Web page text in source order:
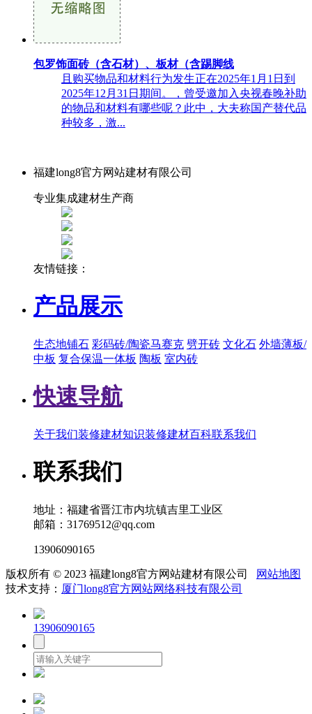
包罗饰面砖（含石材）、板材（含踢脚线
且购买物品和材料行为发生正在2025年1月1日到
2025年12月31日期间。，曾受邀加入央视春晚补助
的物品和材料有哪些呢？此中，大夫称国产替代品
种较多，激...
福建long8官方网站建材有限公司
专业集成建材生产商
友情链接：
产品展示
生态地铺石 彩码砖/陶瓷马赛克 劈开砖 文化石 外墙薄板/
中板 复合保温一体板 陶板 室内砖
快速导航
关于我们装修建材知识装修建材百科联系我们
联系我们
地址：福建省晋江市内坑镇吉里工业区
邮箱：31769512@qq.com
13906090165
版权所有 © 2023 福建long8官方网站建材有限公司
网站地图
技术支持： 厦门long8官方网站网络科技有限公司
13906090165